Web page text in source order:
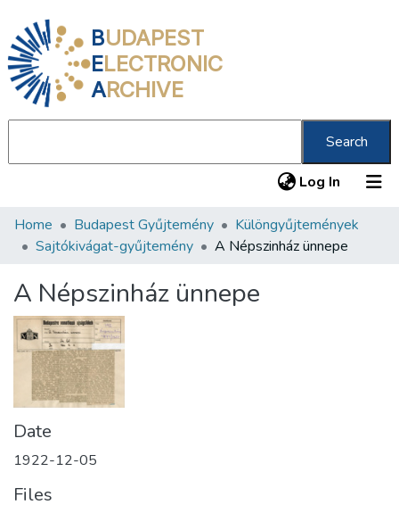
BUDAPEST
ELECTRONIC
ARCHIVE
Search
Log In (current)
Communities & Collections
Statistics
About us
Home Budapest Gyűjtemény
Különgyűjtemények
Sajtókivágat-gyűjtemény
A Népszinház ünnepe
A Népszinház ünnepe
Date
1922-12-05
Files